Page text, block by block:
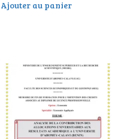
Ajouter au panier